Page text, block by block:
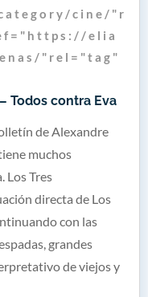
Todos contra Eva
a t e g o r y / c i n e / " r
f = " h t t p s : / / e l i a
n a s / " r e l = " t a g "
de Alexandre
muchos
Los Tres
directa de Los
con las
grandes
de viejos y